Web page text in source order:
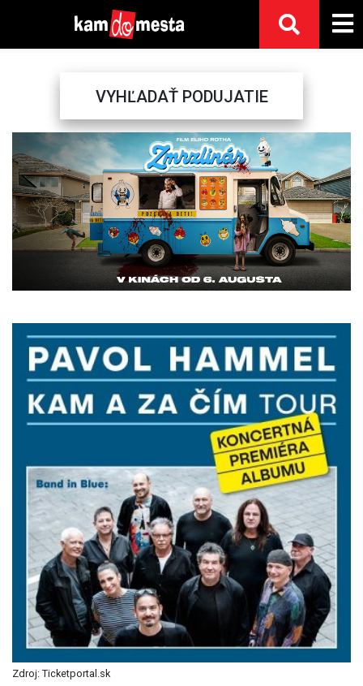
VYHĽADAŤ PODUJATIE
Previous Next
Zdroj: Ticketportal.sk